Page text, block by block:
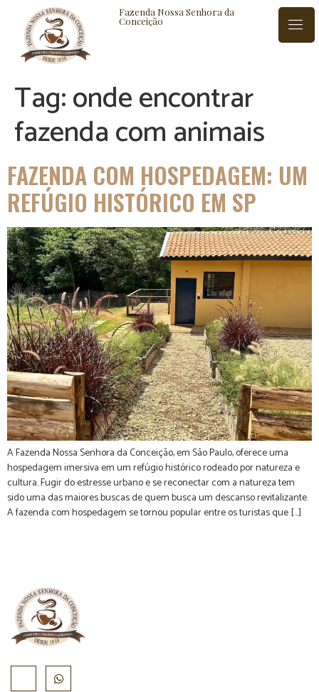
Fazenda Nossa Senhora da
Conceição
BLOG CONTATO
Tag:onde encontrar
fazenda com animais
FAZENDA COM HOSPEDAGEM: UM
REFÚGIO HISTÓRICO EM SP
A Fazenda Nossa Senhora da Conceição, em São Paulo, oferece uma
hospedagem imersiva em um refúgio histórico rodeado por natureza e
cultura. Fugir do estresse urbano e se reconectar com a natureza tem
sido uma das maiores buscas de quem busca um descanso revitalizante.
A fazenda com hospedagem se tornou popular entre os turistas que […]